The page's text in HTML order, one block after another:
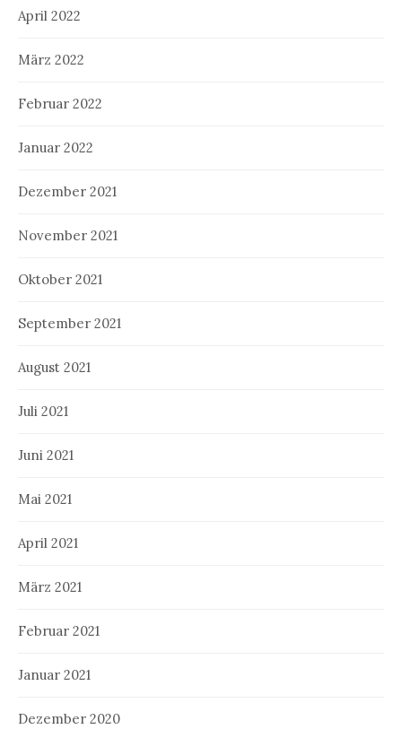
April 2022
März 2022
Februar 2022
Januar 2022
Dezember 2021
November 2021
Oktober 2021
September 2021
August 2021
Juli 2021
Juni 2021
Mai 2021
April 2021
März 2021
Februar 2021
Januar 2021
Dezember 2020